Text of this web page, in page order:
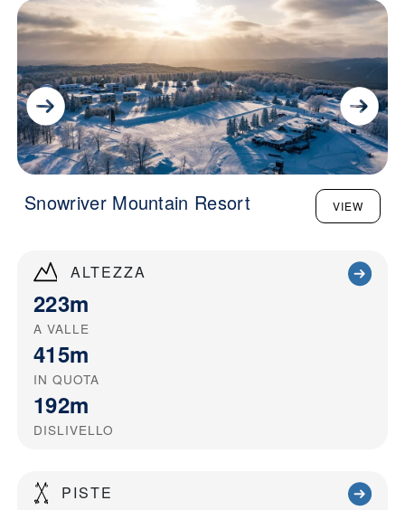
ALTEZZA
223m
A VALLE
415m
IN QUOTA
192m
DISLIVELLO
PISTE
Snowriver Mountain Resort VIEW